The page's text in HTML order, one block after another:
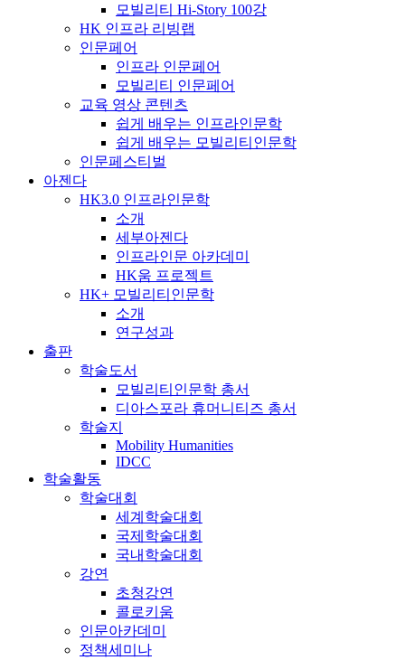
모빌리티 Hi-Story 100강
HK 인프라 리빙랩
인문페어
인프라 인문페어
모빌리티 인문페어
교육 영상 콘텐츠
쉽게 배우는 인프라인문학
쉽게 배우는 모빌리티인문학
인문페스티벌
아젠다
HK3.0 인프라인문학
소개
세부아젠다
인프라인문 아카데미
HK움 프로젝트
HK+ 모빌리티인문학
소개
연구성과
출판
학술도서
모빌리티인문학 총서
디아스포라 휴머니티즈 총서
학술지
Mobility Humanities
IDCC
학술활동
학술대회
세계학술대회
국제학술대회
국내학술대회
강연
초청강연
콜로키움
인문아카데미
정책세미나